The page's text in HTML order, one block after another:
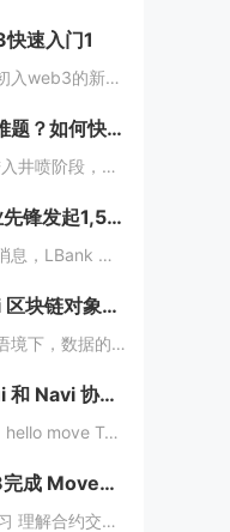
速入门1
我是彩笺， 作为一个初入web3的新人，在探索阶段发现很多概念、工具都需要花费一定的时间和精力，才能了解到其在web3中所代表的含义。 概念上；像是去中心化、区块链、智能合约... 工具上：钱包、私钥、跨链桥... 在看到web3相...
公链开发面临哪些难题？如何快速构建一条区块链？
Web3应用的发展正进入井喷阶段，各大赛道应用项目层出不穷，同时公链赛道也在稳步增长，据Coingecko数据显示，目前收录的L1和L2项目已经超过7000个，这里面不仅有做基础设施的L1，还有许多专注于业务的应用链。公链的发展已不局限于基...
LBank牵头7家行业先锋发起1,500万美元DEXX捐赠计划
区块链技术网 据官方消息，LBank 联合 MEXC Ventures、HashKey Capital、SevenX Ventures、Mask Network 等共同发起了对 DEXX 的 1,500 万美元捐赠计划，该计划将为...
独占还是共享？Sui 区块链对象所有权的六种管理方式全解析
前言 在区块链开发的语境下，数据的存储和管理方式至关重要。而 Move 语言作为一种专为区块链设计的编程语言，以其灵活的语法和强大的能力系统，成为 Sui 区块链的核心语言。本文将围绕 Move 语言中的结构体展开，解析其在 Sui 区块...
从零到一：基于 Sui 和 Navi 协议的 PTB 应用开发教程
系列文章目录 Task1：hello move Task2：move coin Task3：move nft Task4：move game Task5：move swap Task6：sdk ptb 更多精彩内容，敬请期待！️...
Move共学-TASK8完成 MoveCTF Lets Move挑战
需求 完成 CLI 调用学习 理解合约交互传值 完成 Move CTF Lets Move 一、任务指南 合约部署地址: 0x097a3833b6b5c62ca6ad10f0509dffdadff7ce31e1...